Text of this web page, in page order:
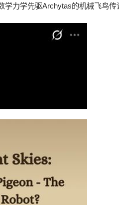
学力学先驱Archytas的机械飞鸟传